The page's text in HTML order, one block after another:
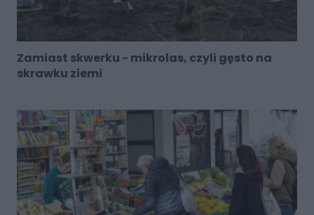
Zamiast skwerku - mikrolas, czyli gęsto na
skrawku ziemi